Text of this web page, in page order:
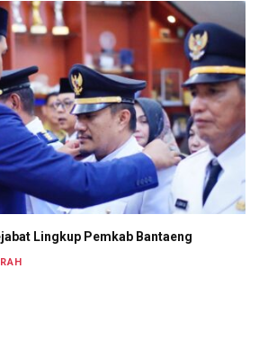
Lingkup Pemkab Bantaeng